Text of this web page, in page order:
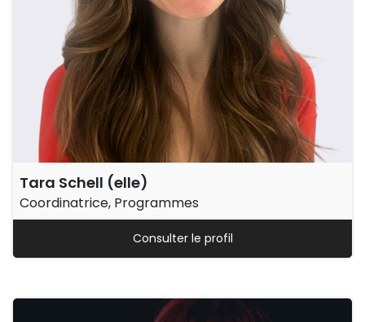
Tara Schell (elle)
Coordinatrice, Programmes
Consulter le profil